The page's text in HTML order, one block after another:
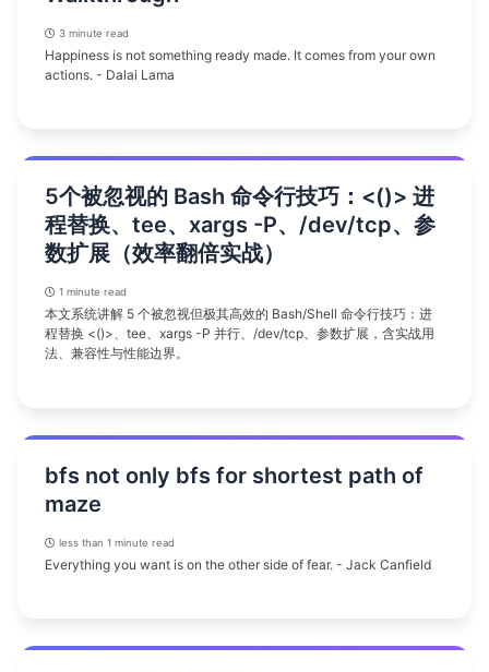
3 minute read
Happiness is not something ready made. It comes from your own
actions. - Dalai Lama
5个被忽视的 Bash 命令行技巧：<()> 进
程替换、tee、xargs -P、/dev/tcp、参
数扩展（效率翻倍实战）
1 minute read
本文系统讲解 5 个被忽视但极其高效的 Bash/Shell 命令行技巧：进
程替换 <()>、tee、xargs -P 并行、/dev/tcp、参数扩展，含实战用
法、兼容性与性能边界。
bfs not only bfs for shortest path of
maze
less than 1 minute read
Everything you want is on the other side of fear. - Jack Canfield